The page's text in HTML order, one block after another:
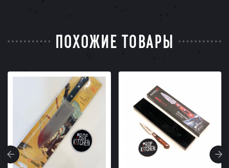
ПОХОЖИЕ ТОВАРЫ